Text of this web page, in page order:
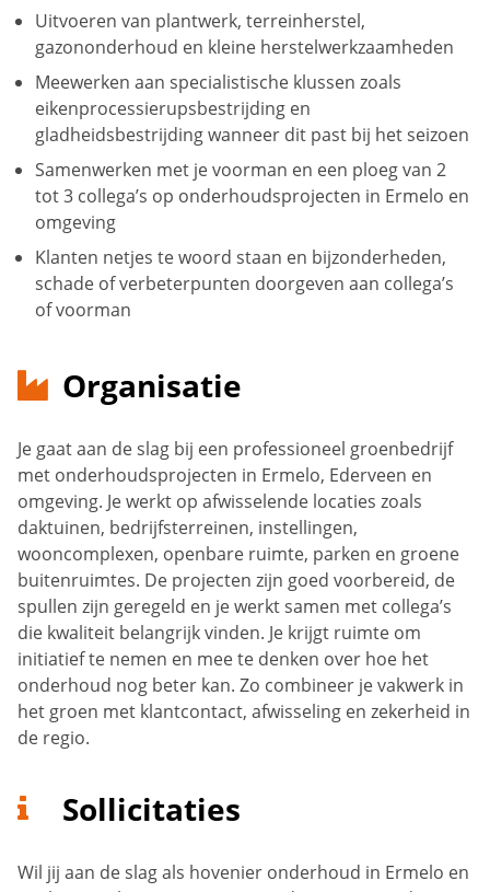
Uitvoeren van plantwerk, terreinherstel,
gazononderhoud en kleine herstelwerkzaamheden
Meewerken aan specialistische klussen zoals
eikenprocessierupsbestrijding en
gladheidsbestrijding wanneer dit past bij het seizoen
Samenwerken met je voorman en een ploeg van 2
tot 3 collega’s op onderhoudsprojecten in Ermelo en
omgeving
Klanten netjes te woord staan en bijzonderheden,
schade of verbeterpunten doorgeven aan collega’s
of voorman
Organisatie
Je gaat aan de slag bij een professioneel groenbedrijf
met onderhoudsprojecten in Ermelo, Ederveen en
omgeving. Je werkt op afwisselende locaties zoals
daktuinen, bedrijfsterreinen, instellingen,
wooncomplexen, openbare ruimte, parken en groene
buitenruimtes. De projecten zijn goed voorbereid, de
spullen zijn geregeld en je werkt samen met collega’s
die kwaliteit belangrijk vinden. Je krijgt ruimte om
initiatief te nemen en mee te denken over hoe het
onderhoud nog beter kan. Zo combineer je vakwerk in
het groen met klantcontact, afwisseling en zekerheid in
de regio.
Sollicitaties
Wil jij aan de slag als hovenier onderhoud in Ermelo en